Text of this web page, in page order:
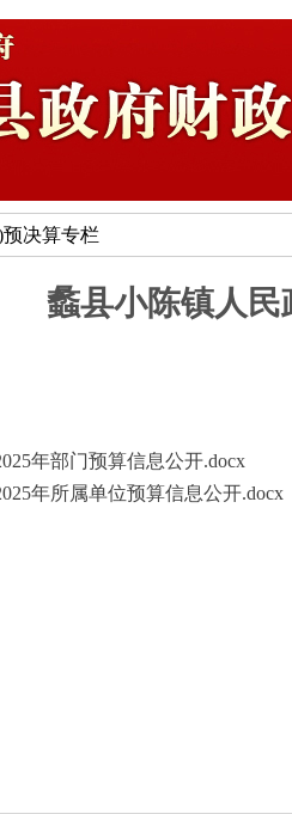
决算专栏
蠡县小陈镇人民
年部门预算信息公开.docx
年所属单位预算信息公开.docx